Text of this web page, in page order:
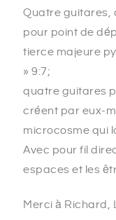
Quatre guitares,
pour point de
tierce majeure
» 9:7;
quatre guitares
créent par eux-
microcosme qui
Avec pour fil
espaces et les
Merci à Richard,